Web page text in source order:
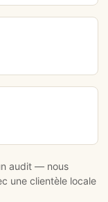
audit — nous
une clientèle locale